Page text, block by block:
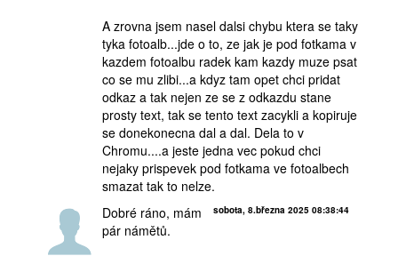
A zrovna jsem nasel dalsi chybu ktera se taky
tyka fotoalb...jde o to, ze jak je pod fotkama v
kazdem fotoalbu radek kam kazdy muze psat
co se mu zlibi...a kdyz tam opet chci pridat
odkaz a tak nejen ze se z odkazdu stane
prosty text, tak se tento text zacykli a kopiruje
se donekonecna dal a dal. Dela to v
Chromu....a jeste jedna vec pokud chci
nejaky prispevek pod fotkama ve fotoalbech
smazat tak to nelze.
sobota, 8.března 2025 08:38:44
Dobré ráno, mám
pár námětů.